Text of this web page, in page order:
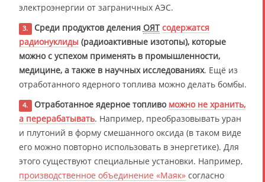
электроэнергии от заграничных АЭС.
3. Среди продуктов деления ОЯТ содержатся
радионуклиды (радиоактивные изотопы), которые
можно с успехом применять в промышленности,
медицине, а также в научных исследованиях. Ещё из
отработанного ядерного топлива можно делать бомбы.
4. Отработанное ядерное топливо можно не хранить,
а перерабатывать. Например, преобразовывать уран
и плутоний в форму смешанного оксида (в таком виде
его можно повторно использовать в энергетике). Для
этого существуют специальные установки. Например,
производственное объединение «Маяк» согласно